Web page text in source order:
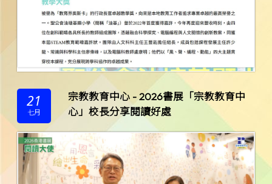
21
七月
宗教教育中心 - 2026書展「宗教教育中
心」校長分享閱讀好處